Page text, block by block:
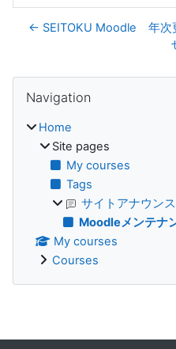
← SEITOKU Moodle 年次
Navigation
Home
Site pages
My courses
Tags
サイトアナウン
Moodleメンテナ
My courses
Courses